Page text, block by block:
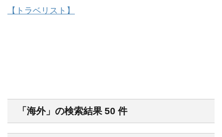
【トラベリスト】
「海外」の検索結果 50 件